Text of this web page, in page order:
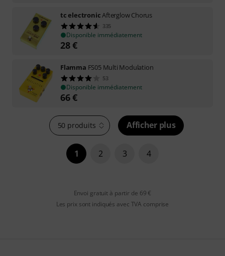
tc electronicAfterglow Chorus
335
Disponible immédiatement
28€
Flamma FS05 Multi Modulation
53
Disponible immédiatement
66€
50 produits Afficher plus
1 2 3 4
Envoi gratuit à partir de 69 €
Les prix sont indiqués avec TVA comprise